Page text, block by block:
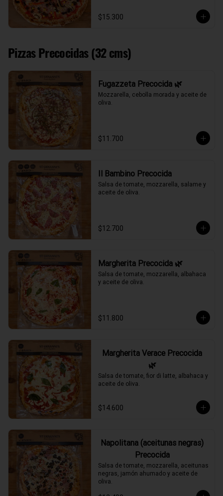
$15.300
Pizzas Precocidas (32 cms)
Fugazzeta Precocida 🌿
Mozzarella, cebolla morada y aceite de
oliva.
$11.700
Il Bambino Precocida
Salsa de tomate, mozzarella, salame y
aceite de oliva.
$12.700
Margherita Precocida 🌿
Salsa de tomate, mozzarella, albahaca
y aceite de oliva.
$11.800
Margherita Verace Precocida
🌿
Salsa de tomate, fior di latte, albahaca y
aceite de oliva.
$14.600
Napolitana (aceitunas negras)
Precocida
Salsa de tomate, mozzarella, aceitunas
negras, jamón ahumado y aceite de
oliva.